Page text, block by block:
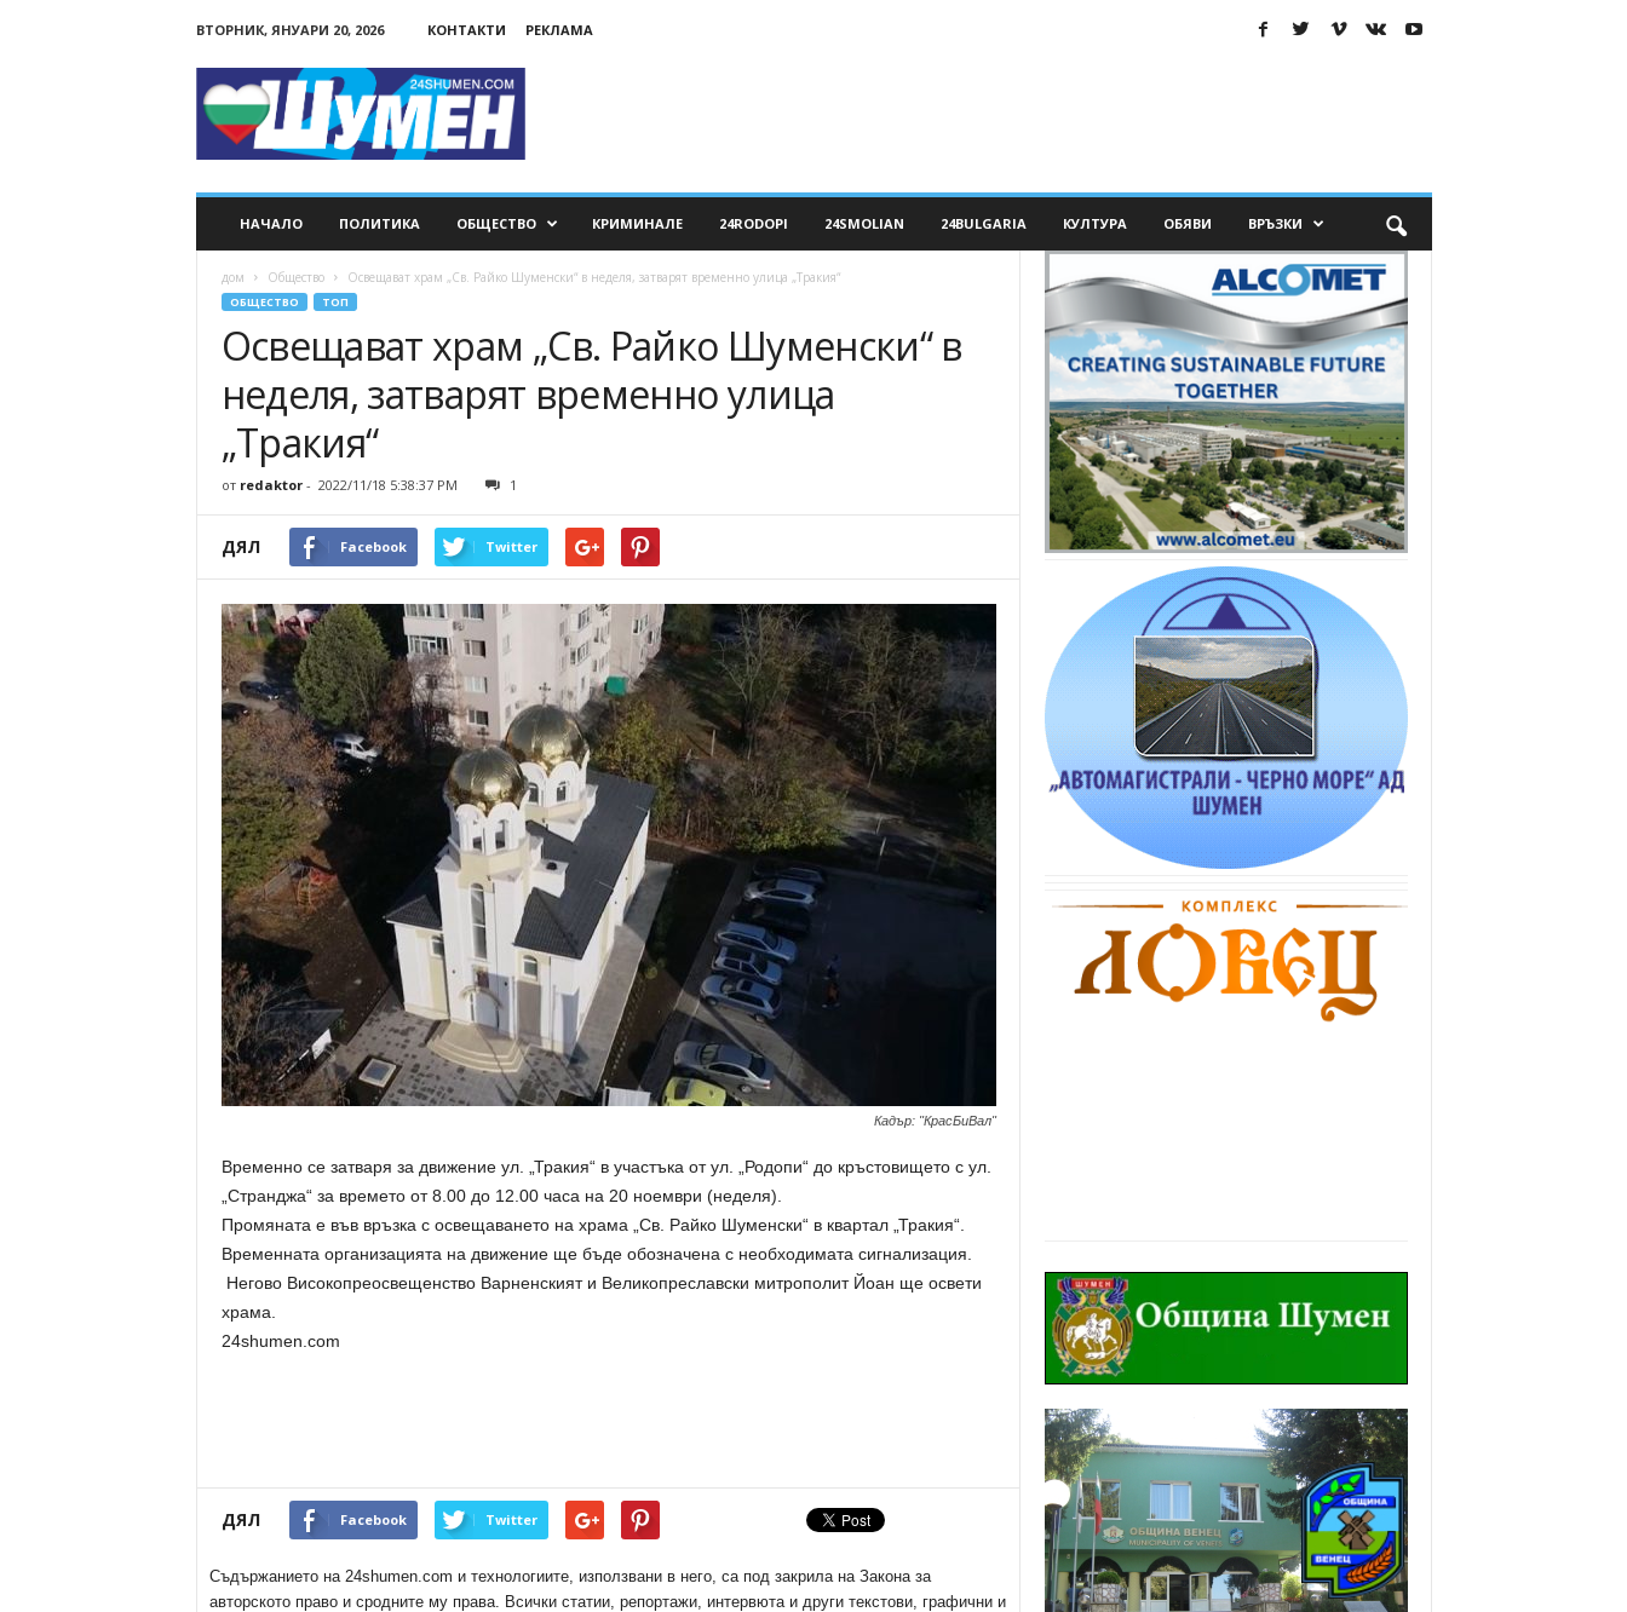
ВТОРНИК, ЯНУАРИ 20, 2026 КОНТАКТИ РЕКЛАМА
НАЧАЛО ПОЛИТИКА ОБЩЕСТВО КРИМИНАЛЕ 24RODOPI 24SMOLIAN 24BULGARIA КУЛТУРА ОБЯВИ ВРЪЗКИ
дом Общество Освещават храм „Св. Райко Шуменски“ в неделя, затварят временно улица „Тракия“
ОБЩЕСТВО ТОП
Освещават храм „Св. Райко Шуменски“ в
неделя, затварят временно улица
„Тракия“
от redaktor- 2022/11/18 5:38:37 PM 1
ДЯЛ Facebook Twitter
Кадър: "КрасБиВал"
Временно се затваря за движение ул. „Тракия“ в участъка от ул. „Родопи“ до кръстовището с ул.
„Странджа“ за времето от 8.00 до 12.00 часа на 20 ноември (неделя).
Промяната е във връзка с освещаването на храма „Св. Райко Шуменски“ в квартал „Тракия“.
Временната организацията на движение ще бъде обозначена с необходимата сигнализация.
Негово Високопреосвещенство Варненският и Великопреславски митрополит Йоан ще освети
храма.
24shumen.com
ДЯЛ Facebook Twitter
Съдържанието на 24shumen.com и технологиите, използвани в него, са под закрила на Закона за
авторското право и сродните му права. Всички статии, репортажи, интервюта и други текстови, графични и